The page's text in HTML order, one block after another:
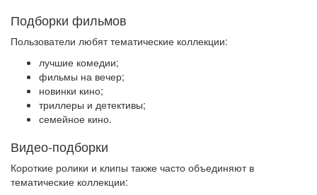
Подборки фильмов
Пользователи любят тематические коллекции:
лучшие комедии;
фильмы на вечер;
новинки кино;
триллеры и детективы;
семейное кино.
Видео-подборки
Короткие ролики и клипы также часто объединяют в
тематические коллекции: